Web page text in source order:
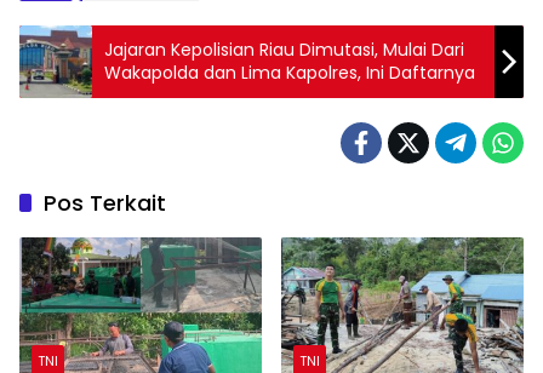
Jajaran Kepolisian Riau Dimutasi, Mulai Dari
Wakapolda dan Lima Kapolres, Ini Daftarnya
Pos Terkait
TNI TNI